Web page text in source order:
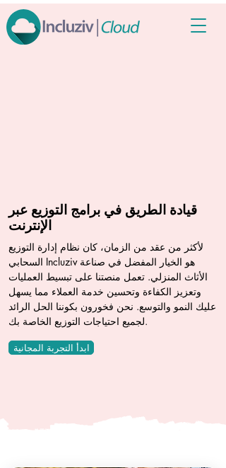
قيادة الطريق في برامج التوزيع عبر
الإنترنت
لأكثر من عقد من الزمان، كان نظام إدارة التوزيع
السحابي Incluziv هو الخيار المفضل في صناعة
الأثاث المنزلي. تعمل منصتنا على تبسيط العمليات
وتعزيز الكفاءة وتحسين خدمة العملاء مما يسهل
عليك النمو والتوسع. نحن فخورون بكوننا الحل الرائد
لجميع احتياجات التوزيع الخاصة بك.
ابدأ التجربة المجانية